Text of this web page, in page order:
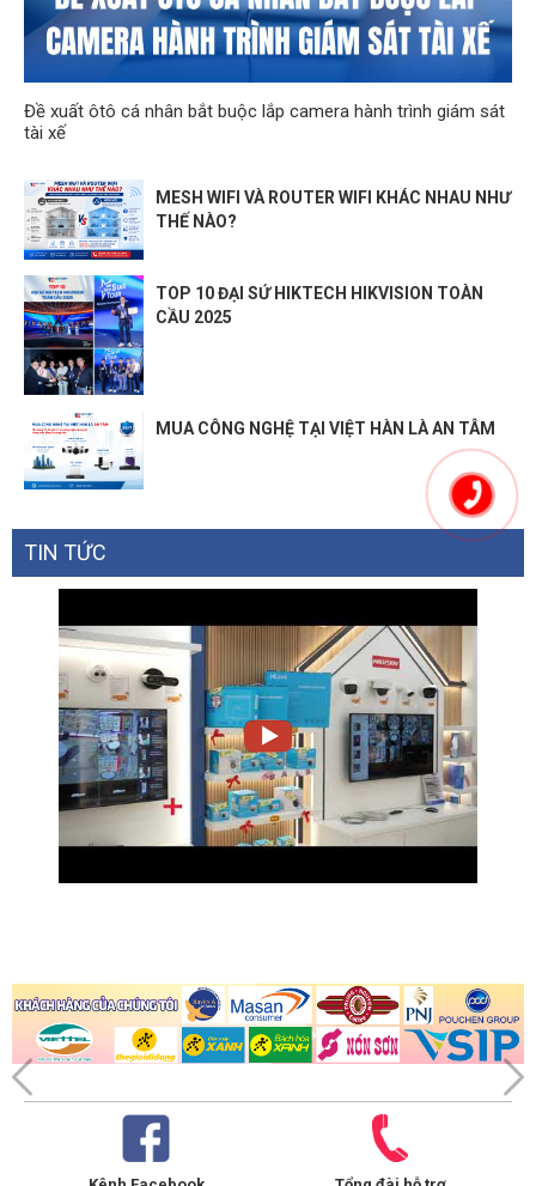
Đề xuất ôtô cá nhân bắt buộc lắp camera hành trình giám sát
tài xế
MESH WIFI VÀ ROUTER WIFI KHÁC NHAU NHƯ
THẾ NÀO?
TOP 10 ĐẠI SỨ HIKTECH HIKVISION TOÀN
CẦU 2025
MUA CÔNG NGHỆ TẠI VIỆT HÀN LÀ AN TÂM
TIN TỨC